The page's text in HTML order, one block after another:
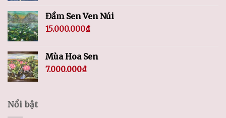
Đầm Sen Ven Núi
15.000.000₫
Mùa Hoa Sen
7.000.000₫
Nổi bật